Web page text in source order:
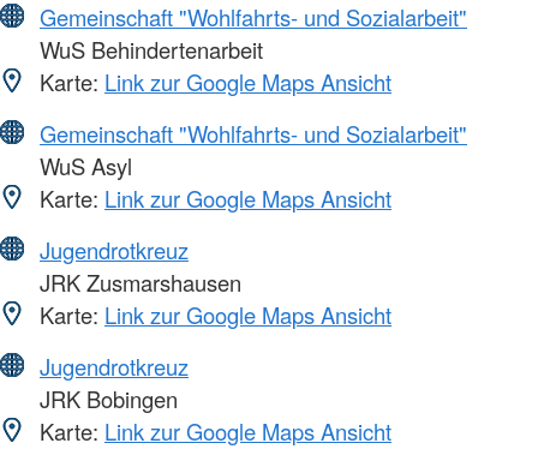
Gemeinschaft "Wohlfahrts- und Sozialarbeit"
WuS Behindertenarbeit
Karte: Link zur Google Maps Ansicht
Gemeinschaft "Wohlfahrts- und Sozialarbeit"
WuS Asyl
Karte: Link zur Google Maps Ansicht
Jugendrotkreuz
JRK Zusmarshausen
Karte: Link zur Google Maps Ansicht
Jugendrotkreuz
JRK Bobingen
Karte: Link zur Google Maps Ansicht